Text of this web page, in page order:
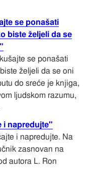
se ponašati
biste željeli da se
se ponašati
željeli da se oni
do sreće je knjiga,
ljudskom razumu,
i napredujte"
i napredujte. Na
zasnovan na
autora L. Ron